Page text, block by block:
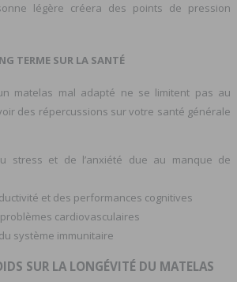
légère créera des points de pression
TERME SUR LA SANTÉ
matelas mal adapté ne se limitent pas au
des répercussions sur votre santé générale
stress et de l’anxiété due au manque de
et des performances cognitives
cardiovasculaires
système immunitaire
SUR LA LONGÉVITÉ DU MATELAS